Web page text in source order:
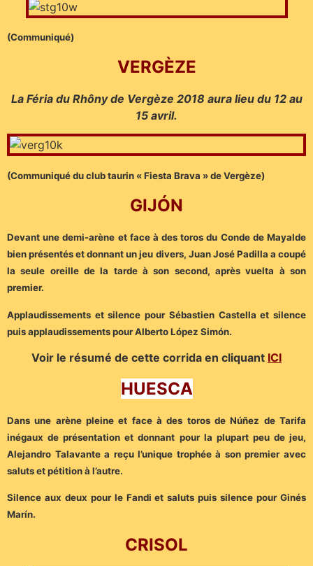
(Communiqué)
VERGÈZE
La Féria du Rhôny de Vergèze 2018 aura lieu du 12 au
15 avril.
(Communiqué du club taurin « Fiesta Brava » de Vergèze)
GIJÓN
Devant une demi-arène et face à des toros du Conde de Mayalde
bien présentés et donnant un jeu divers, Juan José Padilla a coupé
la seule oreille de la tarde à son second, après vuelta à son
premier.
Applaudissements et silence pour Sébastien Castella et silence
puis applaudissements pour Alberto López Simón.
Voir le résumé de cette corrida en cliquant ICI
HUESCA
Dans une arène pleine et face à des toros de Núñez de Tarifa
inégaux de présentation et donnant pour la plupart peu de jeu,
Alejandro Talavante a reçu l’unique trophée à son premier avec
saluts et pétition à l’autre.
Silence aux deux pour le Fandi et saluts puis silence pour Ginés
Marín.
CRISOL